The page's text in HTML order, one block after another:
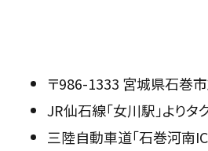
〒986-1333 宮城県石巻
JR仙石線「女川駅」より
三陸自動車道「石巻河南